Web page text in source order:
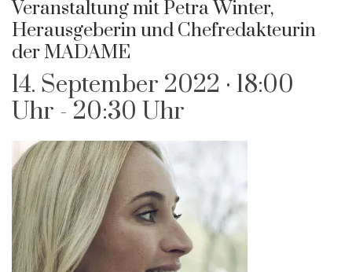
Veranstaltung mit Petra Winter,
Herausgeberin und Chefredakteurin
der MADAME
14. September 2022 · 18:00
Uhr - 20:30 Uhr